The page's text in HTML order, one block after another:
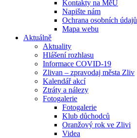
Kontakty na MěÚ
Napište nám
Ochrana osobních údajů
Mapa webu
Aktuálně
Aktuality
Hlášení rozhlasu
Informace COVID-19
Zlivan – zpravodaj města Zliv
Kalendář akcí
Ztráty a nálezy
Fotogalerie
Fotogalerie
Klub důchodců
Oranžový rok ve Zlivi
Videa